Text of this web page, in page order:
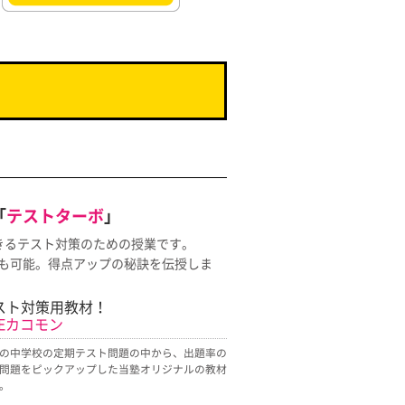
テストターボ」
テスト対策のための授業です。
可能。得点アップの秘訣を伝授しま
ト対策用教材！
カコモン
中学校の定期テスト問題の中から、出題率の
題をピックアップした当塾オリジナルの教材